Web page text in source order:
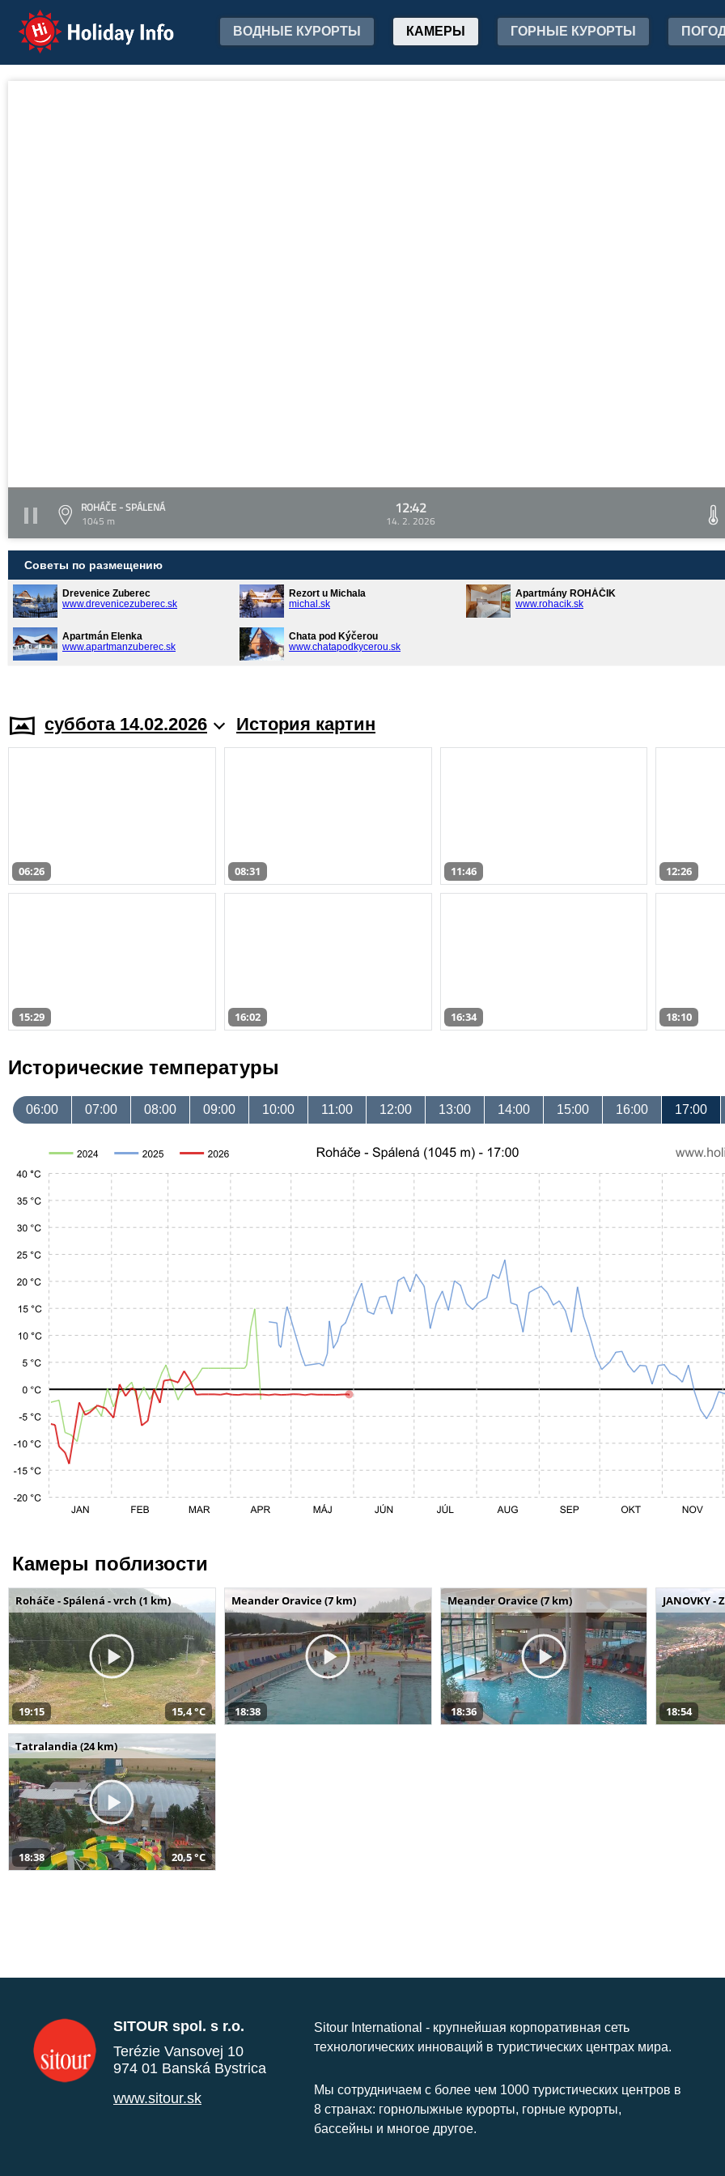
Holiday Info ВОДНЫЕ КУРОРТЫ КАМЕРЫ ГОРНЫЕ КУРОРТЫ
ROHÁČE - SPÁLENÁ
1045 m
12:42
14. 2. 2026
Советы по размещению
Drevenice Zuberec
www.drevenicezuberec.sk
Rezort u Michala
michal.sk
Apartmány ROHÁČIK
www.rohacik.sk
Apartmán Elenka
www.apartmanzuberec.sk
Chata pod Kýčerou
www.chatapodkycerou.sk
суббота 14.02.2026 История картин
06:26 08:31 11:46 12:26
15:29 16:02 16:34 18:10
Исторические температуры
06:00 07:00 08:00 09:00 10:00 11:00 12:00 13:00 14:00 15:00 16:00 17:00
Камеры поблизости
Roháče - Spálená - vrch (1 km)
19:15 15,4 °C
Meander Oravice (7 km)
18:38
Meander Oravice (7 km)
18:36
JANOVKY -
18:54
Tatralandia (24 km)
18:38 20,5 °C
SITOUR spol. s r.o.
Terézie Vansovej 10
974 01 Banská Bystrica
www.sitour.sk
Sitour International - крупнейшая корпоративная сеть
технологических инноваций в туристических центрах мира.
Мы сотрудничаем с более чем 1000 туристических центров в
8 странах: горнолыжные курорты, горные курорты,
бассейны и многое другое.